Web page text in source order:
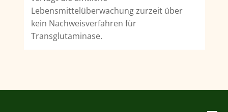
Lebensmittelüberwachung zurzeit über
kein Nachweisverfahren für
Transglutaminase.